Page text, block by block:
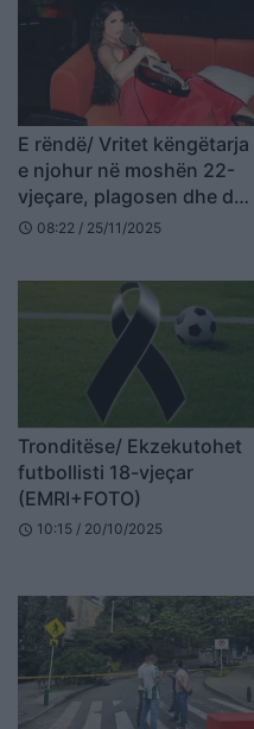
E rëndë/ Vritet këngëtarja
e njohur në moshën 22-
vjeçare, plagosen dhe dy
të tjerë
schedule 08:22 / 25/11/2025
Tronditëse/ Ekzekutohet
futbollisti 18-vjeçar
(EMRI+FOTO)
schedule 10:15 / 20/10/2025